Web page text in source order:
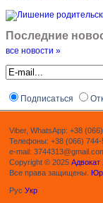
Последние
все новости »
Подписаться
Viber, WhatsApp: +38
Телефоны: +38 (066) 744-
e-mail:
Copyright © 2025 Адвокат
Все права защищены.
Рус Укр